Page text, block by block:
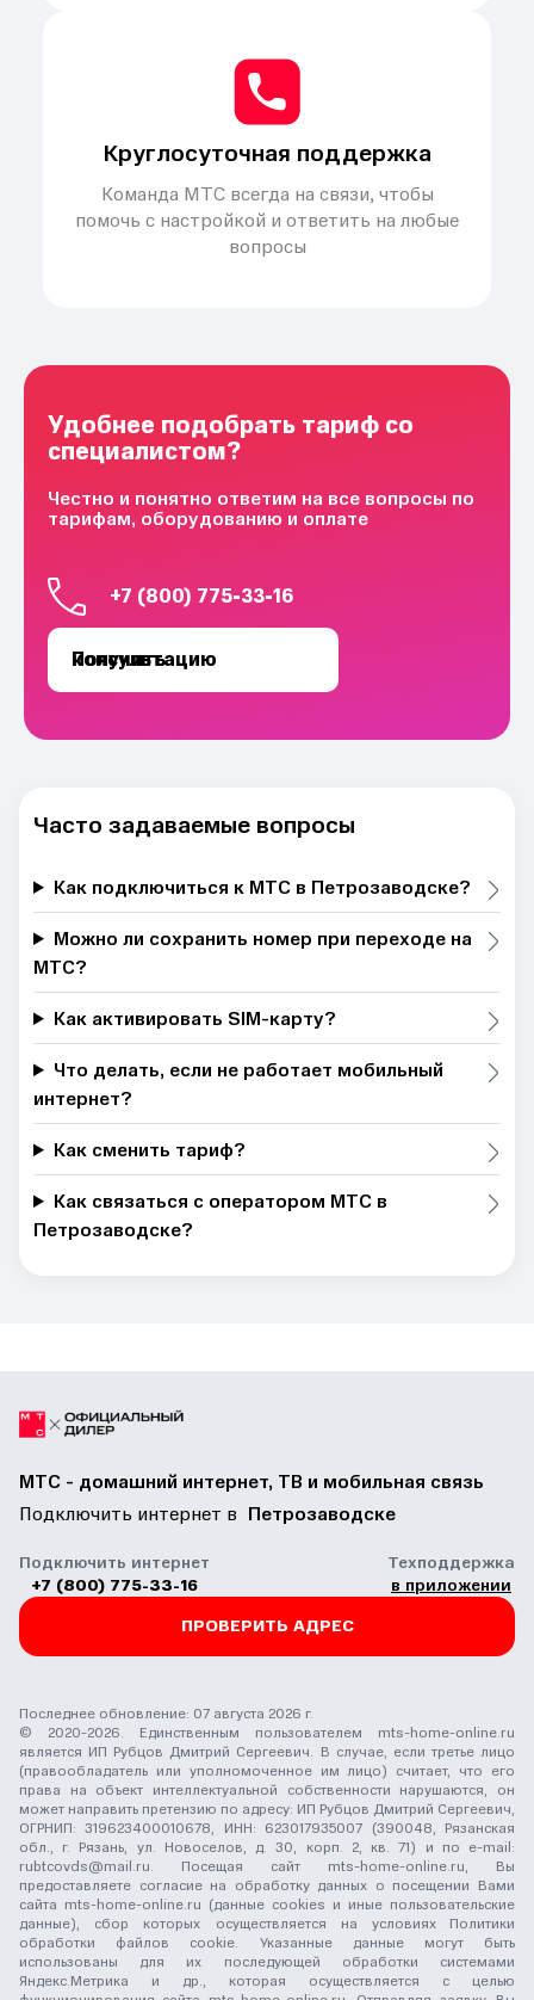
Круглосуточная поддержка
Команда МТС всегда на связи, чтобы
помочь с настройкой и ответить на любые
вопросы
Удобнее подобрать тариф со
специалистом?
Честно и понятно ответим на все вопросы по
тарифам, оборудованию и оплате
+7 (800) 775-33-16
Получить консультацию
Часто задаваемые вопросы
Как подключиться к МТС в Петрозаводске?
Можно ли сохранить номер при переходе на
МТС?
Как активировать SIM-карту?
Что делать, если не работает мобильный
интернет?
Как сменить тариф?
Как связаться с оператором МТС в
Петрозаводске?
МТС - домашний интернет, ТВ и мобильная связь
Подключить интернет в Петрозаводске
Подключить интернет
+7 (800) 775-33-16
Техподдержка
в приложении
ПРОВЕРИТЬ АДРЕС
Последнее обновление: 07 августа 2026 г.
© 2020-2026. Единственным пользователем mts-home-online.ru
является ИП Рубцов Дмитрий Сергеевич. В случае, если третье лицо
(правообладатель или уполномоченное им лицо) считает, что его
права на объект интеллектуальной собственности нарушаются, он
может направить претензию по адресу: ИП Рубцов Дмитрий Сергеевич,
ОГРНИП: 319623400010678, ИНН: 623017935007 (390048, Рязанская
обл., г. Рязань, ул. Новоселов, д. 30, корп. 2, кв. 71) и по e-mail:
rubtcovds@mail.ru. Посещая сайт mts-home-online.ru, Вы
предоставляете согласие на обработку данных о посещении Вами
сайта mts-home-online.ru (данные cookies и иные пользовательские
данные), сбор которых осуществляется на условиях Политики
обработки файлов cookie. Указанные данные могут быть
использованы для их последующей обработки системами
Яндекс.Метрика и др., которая осуществляется с целью